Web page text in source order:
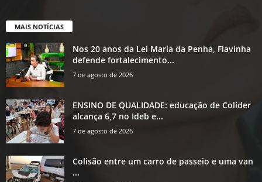
MAIS NOTÍCIAS
Nos 20 anos da Lei Maria da Penha, Flavinha
defende fortalecimento...
7 de agosto de 2026
ENSINO DE QUALIDADE: educação de Colíder
alcança 6,7 no Ideb e...
7 de agosto de 2026
Colisão entre um carro de passeio e uma van
...